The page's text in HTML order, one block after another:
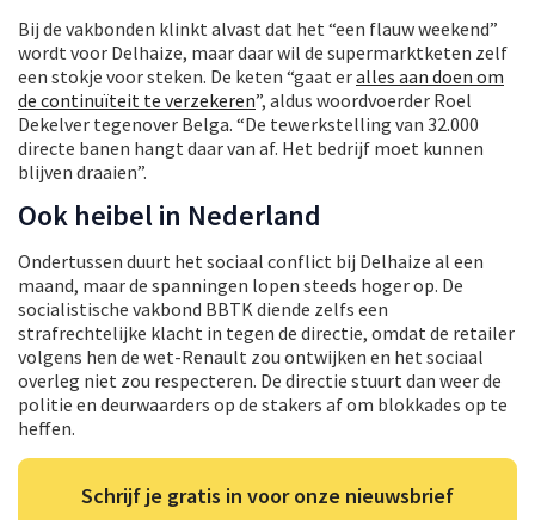
Bij de vakbonden klinkt alvast dat het “een flauw weekend”
wordt voor Delhaize, maar daar wil de supermarktketen zelf
een stokje voor steken. De keten “gaat eralles aan doen om
de continuïteit te verzekeren”, aldus woordvoerder Roel
Dekelver tegenover Belga. “De tewerkstelling van 32.000
directe banen hangt daar van af. Het bedrijf moet kunnen
blijven draaien”.
Ook heibel in Nederland
Ondertussen duurt het sociaal conflict bij Delhaize al een
maand, maar de spanningen lopen steeds hoger op. De
socialistische vakbond BBTK diende zelfs een
strafrechtelijke klacht in tegen de directie, omdat de retailer
volgens hen de wet-Renault zou ontwijken en het sociaal
overleg niet zou respecteren. De directie stuurt dan weer de
politie en deurwaarders op de stakers af om blokkades op te
heffen.
Schrijf je gratis in voor onze nieuwsbrief